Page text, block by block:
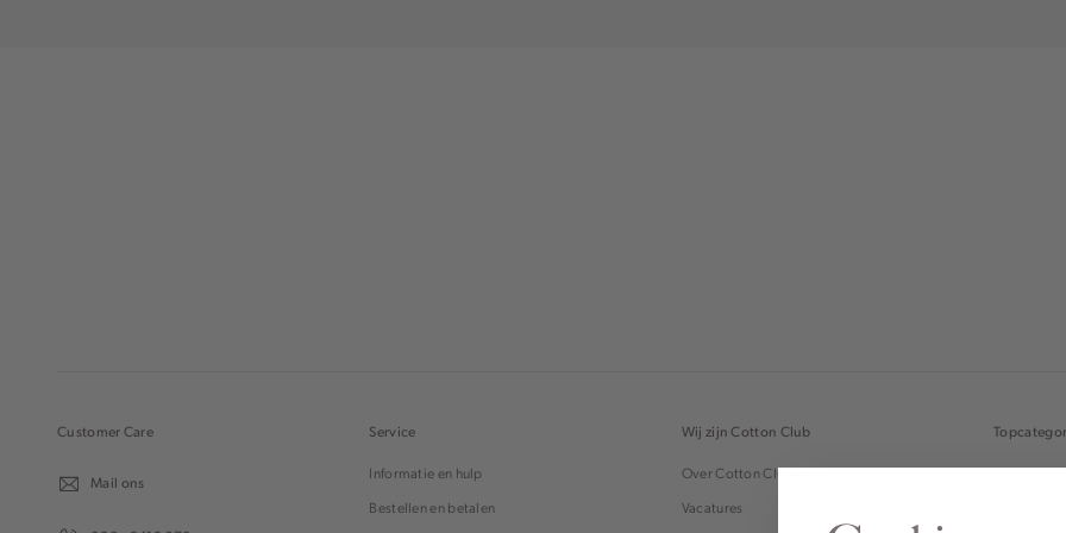
Customer Care
Mail ons
Service
Informatie en hulp
Bestellen en betalen
Wij zijn Cotton Club
Over Cotton Club
Vacatures
Blouses